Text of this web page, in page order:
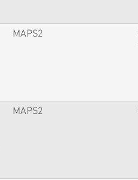
MAPS2
MAPS2